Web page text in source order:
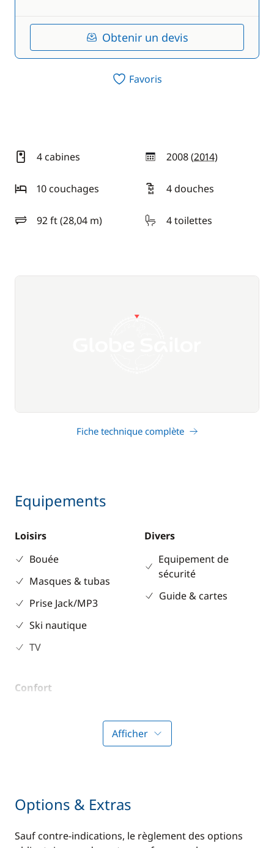
Obtenir un devis
Favoris
4 cabines 2008 (2014)
année
10 couchages
4 douches
92 ft (28,04 m)
longueur 4 toilettes
Fiche technique complète
Equipements
Loisirs
Bouée
Masques & tubas
Prise Jack/MP3
Ski nautique
TV
Divers
Equipement de
sécurité
Guide & cartes
Confort
Afficher
Options & Extras
Sauf contre-indications, le règlement des options